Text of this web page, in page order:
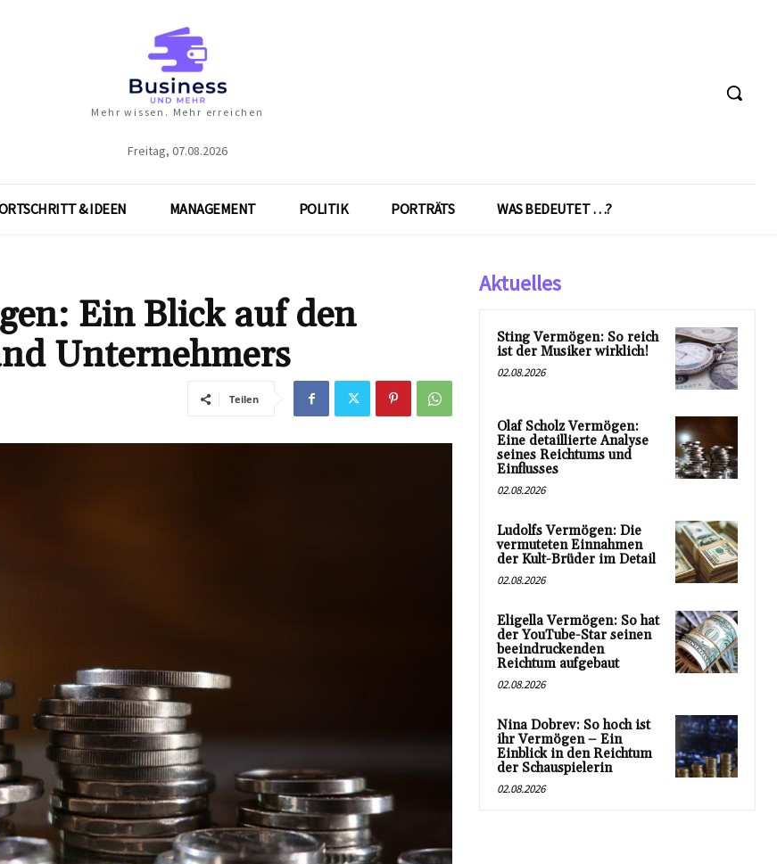
Mehr wissen. Mehr erreichen
Freitag, 07.08.2026
& IDEEN MANAGEMENT POLITIK PORTRÄTS WAS BEDEUTET …?
Ein Blick auf den
Unternehmers
Teilen
Aktuelles
Sting Vermögen: So reich
ist der Musiker wirklich!
02.08.2026
Olaf Scholz Vermögen:
Eine detaillierte Analyse
seines Reichtums und
Einflusses
02.08.2026
Ludolfs Vermögen: Die
vermuteten Einnahmen
der Kult-Brüder im Detail
02.08.2026
Eligella Vermögen: So hat
der YouTube-Star seinen
beeindruckenden
Reichtum aufgebaut
02.08.2026
Nina Dobrev: So hoch ist
ihr Vermögen – Ein
Einblick in den Reichtum
der Schauspielerin
02.08.2026